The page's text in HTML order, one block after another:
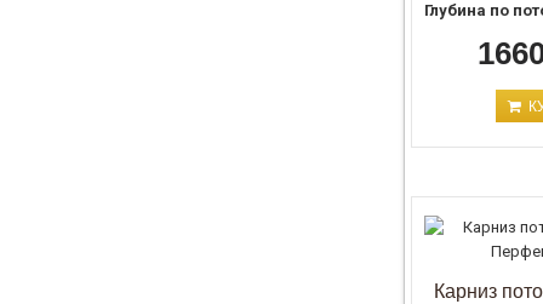
Глубина по
Карниз